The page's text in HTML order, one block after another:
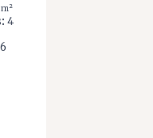
m²
4
6